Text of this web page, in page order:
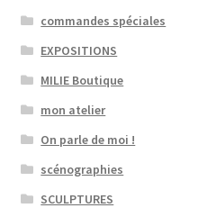
commandes spéciales
EXPOSITIONS
MILIE Boutique
mon atelier
On parle de moi !
scénographies
SCULPTURES